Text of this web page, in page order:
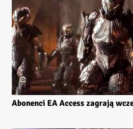
Abonenci EA Access zagrają